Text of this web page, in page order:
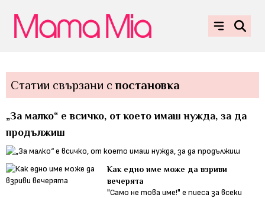
Статии свързани спостановка
„За малко“ е всичко, от което имаш нужда, за да
продължиш
Как едно име може да взриви
вечерята
"Само не това име!" е пиеса за всеки